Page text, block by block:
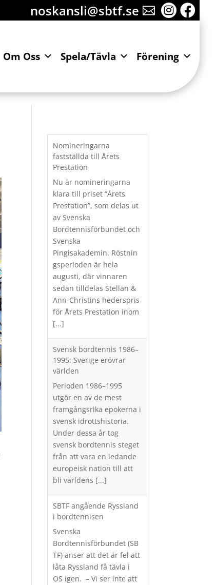
noskansli@sbtf.se 

Om Oss Spela/Tävla Förening
Nomineringarna
fastställda till Årets
Prestation
Nu är nomineringarna
klara till priset “Årets
Prestation”, som delas ut
av Svenska
Bordtennisförbundet och
Svenska
Pingisakademin. Röstnin
gsperioden är hela
augusti, där vinnaren
sedan tilldelas Stellan &
Ann-Christins hederspris
för Årets Prestation inom
[...]
Svensk bordtennis 1986–
1995: Sverige erövrar
världen
Perioden 1986–1995
utgör en av de mest
framgångsrika epokerna i
svensk idrottshistoria.
Under dessa år tog
svensk bordtennis steget
från att vara en ledande
europeisk nation till att
bli världens [...]
SBTF angående Ryssland
i bordtennisen
Svenska
Bordtennisförbundet (SB
TF) anser att det är fel att
låta Ryssland få tävla i
OS igen. – Vi ser inte att